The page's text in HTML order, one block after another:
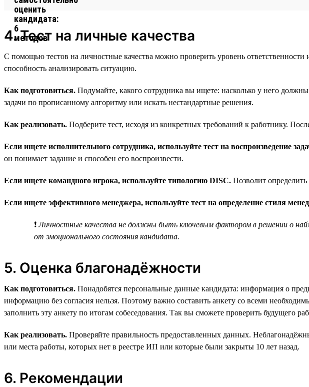
4. Тест на личные качества
С помощью тестов на личностные качества можно проверить уровень
способность анализировать ситуацию.
Как подготовиться. Подумайте, какого сотрудника вы ищете: насколько у него
задачи по прописанному алгоритму или искать нестандартные решения.
Как реализовать. Подберите тест, исходя из конкретных требований к работнику.
Если ищете исполнительного сотрудника, используйте тест на воспроизведение
он понимает задание и способен его воспроизвести.
Если ищете командного игрока, используйте типологию DISC. Позволит
Если ищете эффективного менеджера, используйте тест на определение стиля
❗Личностные качества не должны быть ключевым фактором в решении о
от эмоционального состояния кандидата.
5. Оценка благонадёжности
Как подготовиться. Понадобятся персональные данные кандидата: информация о
информацию без согласия нельзя. Поэтому важно составить анкету со всеми
заполнить эту анкету по итогам собеседования. Так вы сможете проверить будущего
Как реализовать. Проверяйте правильность предоставленных данных.
или места работы, которых нет в реестре ИП или которые были закрыты 10 лет назад.
6. Рекомендации